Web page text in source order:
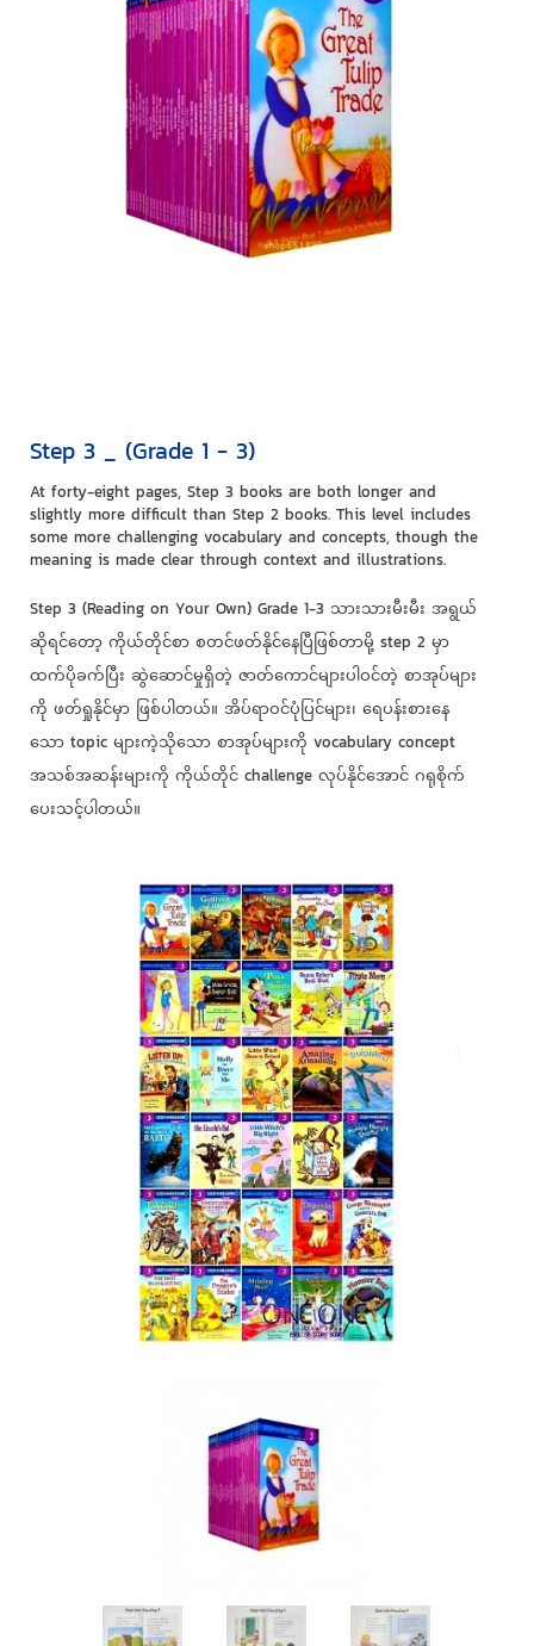
Step 3 _ (Grade 1 - 3)
At forty-eight pages, Step 3 books are both longer and
slightly more difficult than Step 2 books. This level includes
some more challenging vocabulary and concepts, though the
meaning is made clear through context and illustrations.
Step 3 (Reading on Your Own) Grade 1-3 သားသားမီးမီး အရွယ်
ဆိုရင်တော့ ကိုယ်တိုင်စာ စတင်ဖတ်နိုင်နေပြီဖြစ်တာမို့ step 2 မှာ
ထက်ပိုခက်ပြီး ဆွဲဆောင်မှုရှိတဲ့ ဇာတ်ကောင်များပါဝင်တဲ့ စာအုပ်များ
ကို ဖတ်ရှုနိုင်မှာ ဖြစ်ပါတယ်။ အိပ်ရာဝင်ပုံပြင်များ၊ ရေပန်းစားနေ
သော topic များကဲ့သိုသော စာအုပ်များကို vocabulary concept
အသစ်အဆန်းများကို ကိုယ်တိုင် challenge လုပ်နိုင်အောင် ဂရုစိုက်
ပေးသင့်ပါတယ်။